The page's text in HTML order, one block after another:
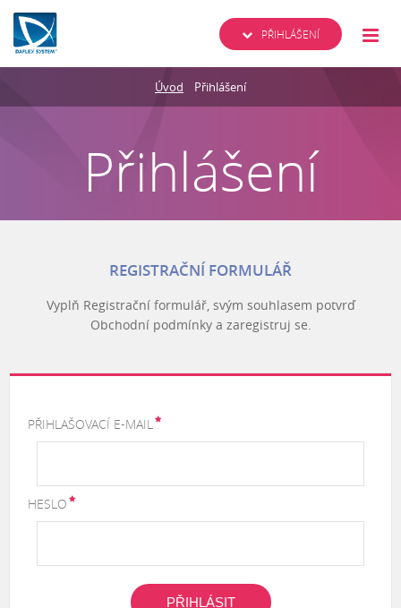
PŘIHLÁŠENÍ
Úvod Přihlášení
Přihlášení
REGISTRAČNÍ FORMULÁŘ
Vyplň Registrační formulář, svým souhlasem potvrď
Obchodní podmínky a zaregistruj se.
PŘIHLAŠOVACÍ E-MAIL
HESLO
PŘIHLÁSIT